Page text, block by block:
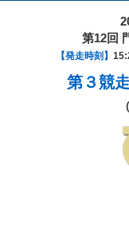
第12回
【発走時刻】
第３競